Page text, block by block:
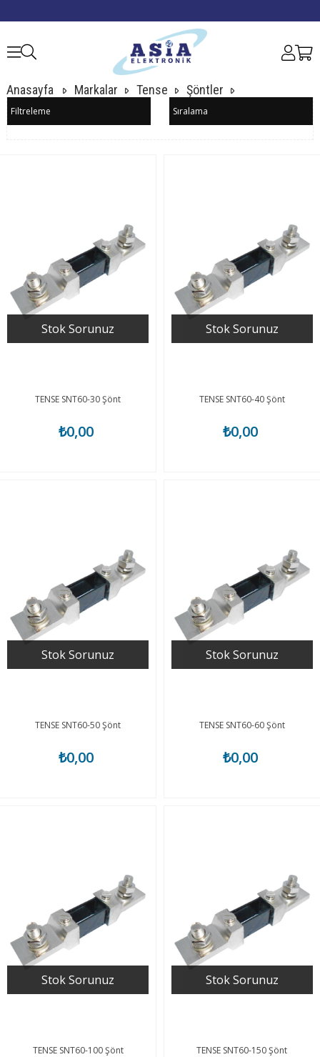
Anasayfa Markalar Tense Şöntler
Filtreleme Sıralama
Stok Sorunuz
TENSE SNT60-30 Şönt
₺0,00
Stok Sorunuz
TENSE SNT60-40 Şönt
₺0,00
Stok Sorunuz
TENSE SNT60-50 Şönt
₺0,00
Stok Sorunuz
TENSE SNT60-60 Şönt
₺0,00
Stok Sorunuz
TENSE SNT60-100 Şönt
Stok Sorunuz
TENSE SNT60-150 Şönt